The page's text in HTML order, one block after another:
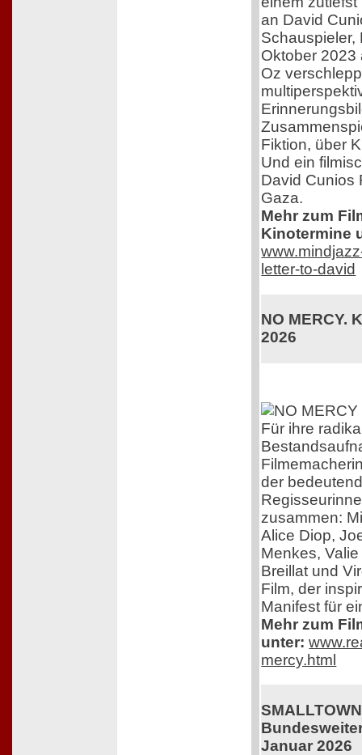
an David
Schauspieler,
Oktober 2023
Oz
Fiktion, über
Und ein
David Cunios
Gaza.
Mehr zum
Kinotermine
letter-to-david
NO MERCY.
2026
Für ihre
der
zusammen:
Alice Diop,
Menkes,
Breillat und
Film, der
Manifest für
Mehr zum
unter:
mercy.html
Januar 2026